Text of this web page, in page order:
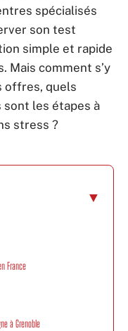
spécialisés
son test
simple et rapide
Mais comment s’y
offres, quels
les étapes à
stress ?
France
à Grenoble